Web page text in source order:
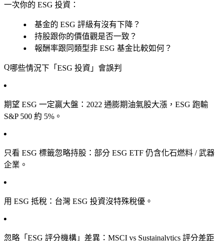
一次你的 ESG 投資：
基金的 ESG 評級有沒有下降？
持股跟你的價值觀是否一致？
報酬率跟同類型非 ESG 基金比較如何？
哪些情況下「ESG 投資」會誤判
期望 ESG 一定贏大盤 ：2022 通膨期油氣股大漲，ESG 跑輸
S&P 500 約 5%。
只看 ESG 標籤忽略持股 ：部分 ESG ETF 仍含化石燃料 / 武器
企業。
用 ESG 抵稅 ：台灣 ESG 投資沒特殊稅優。
忽略「ESG 評分機構」差異 ：MSCI vs Sustainalytics 評分差距